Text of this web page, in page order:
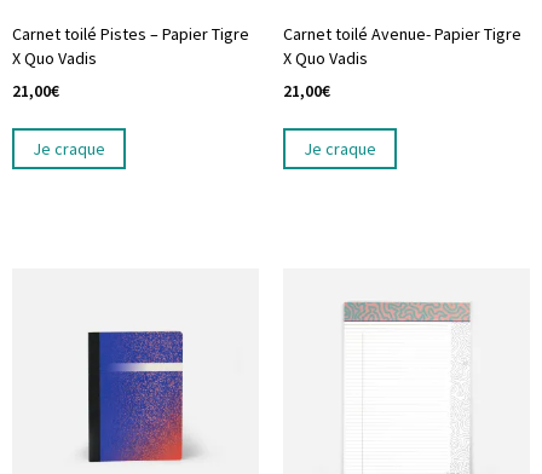
Carnet toilé Pistes – Papier Tigre
X Quo Vadis
21,00€
Je craque
Carnet toilé Avenue- Papier Tigre
X Quo Vadis
21,00€
Je craque